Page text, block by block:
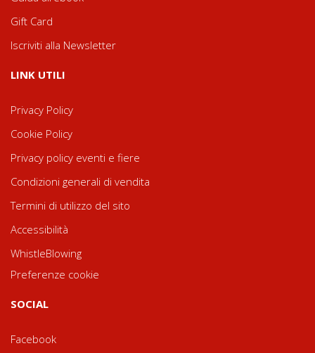
Gift Card
Iscriviti alla Newsletter
LINK UTILI
Privacy Policy
Cookie Policy
Privacy policy eventi e fiere
Condizioni generali di vendita
Termini di utilizzo del sito
Accessibilità
WhistleBlowing
Preferenze cookie
SOCIAL
Facebook